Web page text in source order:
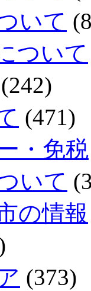
いて
ついて
(242)
(471)
・免税
いて
の情報
(373)